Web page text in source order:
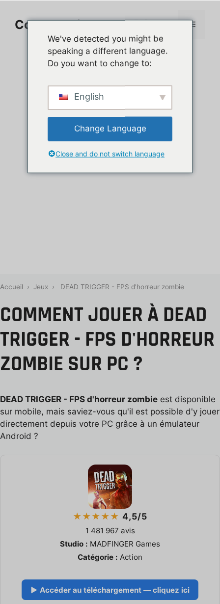
contenuComment jouer sur PC Menu
Accueil › Jeux › DEAD TRIGGER - FPS d'horreur zombie
COMMENT JOUER À DEAD
TRIGGER - FPS D'HORREUR
ZOMBIE SUR PC ?
DEAD TRIGGER - FPS d'horreur zombie est disponible
sur mobile, mais saviez-vous qu'il est possible d'y jouer
directement depuis votre PC grâce à un émulateur
Android ?
★★★★★ 4,5/5
1 481 967 avis
Studio : MADFINGER Games
Catégorie : Action
▶ Accéder au téléchargement — cliquez ici
We've detected you might be
speaking a different language.
Do you want to change to:
English
Change Language
Close and do not switch language